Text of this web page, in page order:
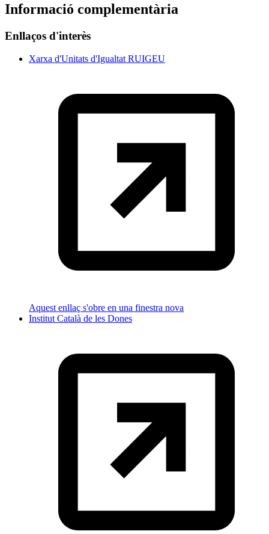
Informació complementària
Enllaços d'interès
Xarxa d'Unitats d'Igualtat RUIGEU
Aquest enllaç s'obre en una finestra nova
Institut Català de les Dones